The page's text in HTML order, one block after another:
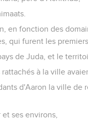
en fonction des
qui furent les
de Juda, et le
rattachés à la ville
d'Aaron la ville de
ses environs,